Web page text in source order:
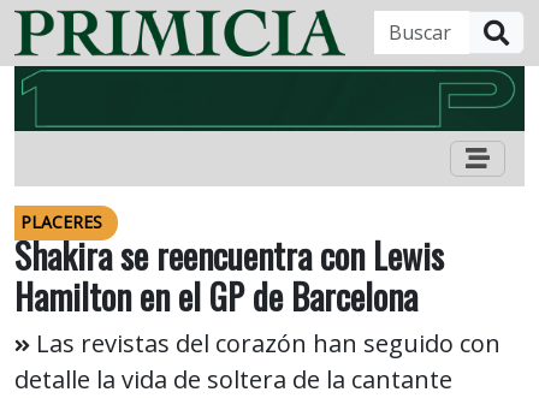
PLACERES
Shakira se reencuentra con Lewis
Hamilton en el GP de Barcelona
Las revistas del corazón han seguido con
detalle la vida de soltera de la cantante